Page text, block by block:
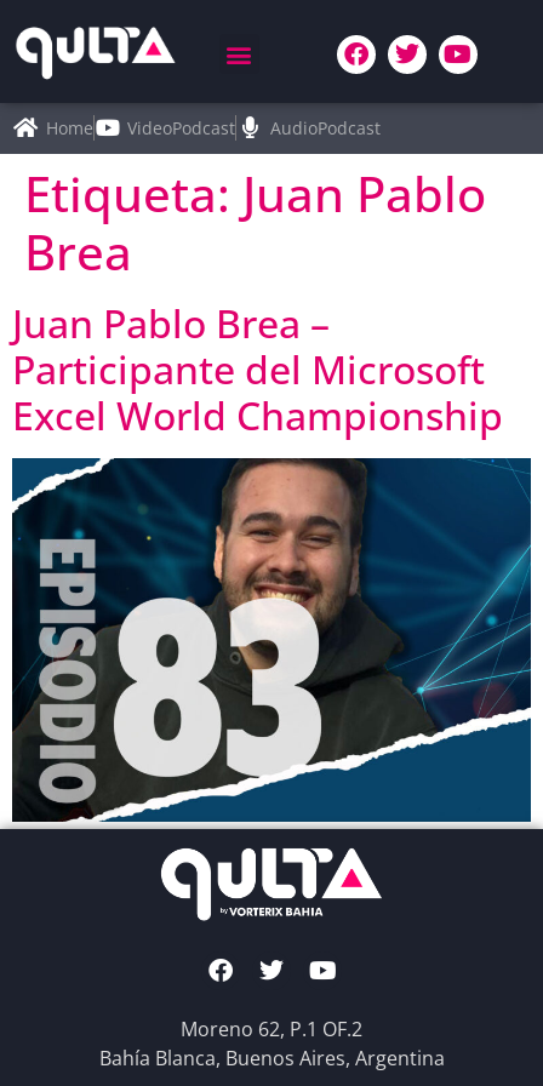
Home VideoPodcast AudioPodcast
Etiqueta: Juan Pablo
Brea
Juan Pablo Brea –
Participante del Microsoft
Excel World Championship
Moreno 62, P.1 OF.2
Bahía Blanca, Buenos Aires, Argentina